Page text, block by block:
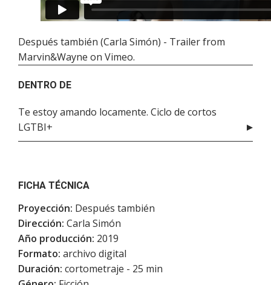
Después también (Carla Simón) - Trailerfrom
Marvin&Wayne on Vimeo.
DENTRO DE
Te estoy amando locamente. Ciclo de cortos
LGTBI+
FICHA TÉCNICA
Proyección: Después también
Dirección: Carla Simón
Año producción: 2019
Formato: archivo digital
Duración: cortometraje - 25 min